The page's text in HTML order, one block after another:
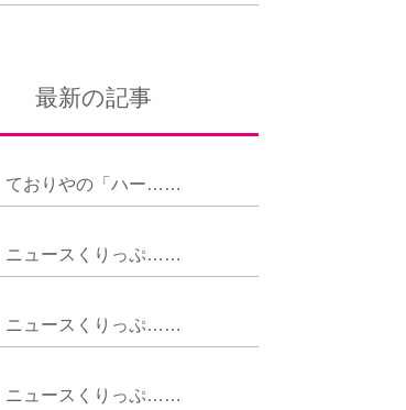
最新の記事
ておりやの「ハー……
ニュースくりっぷ……
ニュースくりっぷ……
ニュースくりっぷ……